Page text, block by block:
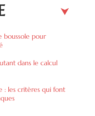
boussole pour
dans le calcul
: les critères qui font